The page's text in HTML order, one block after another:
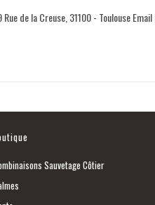
de la Creuse, 31100 - Toulouse Email
Sauvetage Côtier